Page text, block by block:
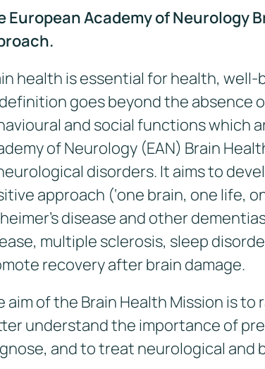
European Academy of Neurology
health is essential for health,
goes beyond the absence
and social functions which
of Neurology (EAN) Brain
disorders. It aims to
approach (‘one brain, one life,
disease and other
multiple sclerosis, sleep
recovery after brain damage.
aim of the Brain Health Mission is
understand the importance of
and to treat neurological and